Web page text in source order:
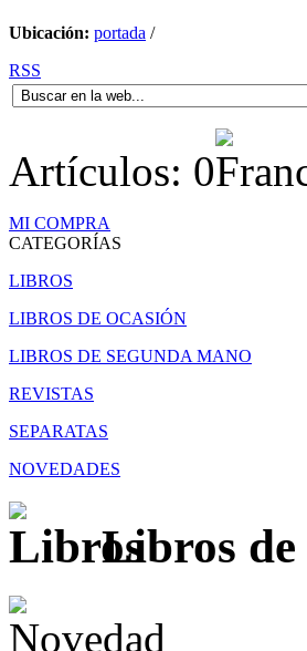
Ubicación: portada /
RSS
Artículos: 0
MI COMPRA
CATEGORÍAS
LIBROS
LIBROS DE OCASIÓN
LIBROS DE SEGUNDA MANO
REVISTAS
SEPARATAS
NOVEDADES
Libros